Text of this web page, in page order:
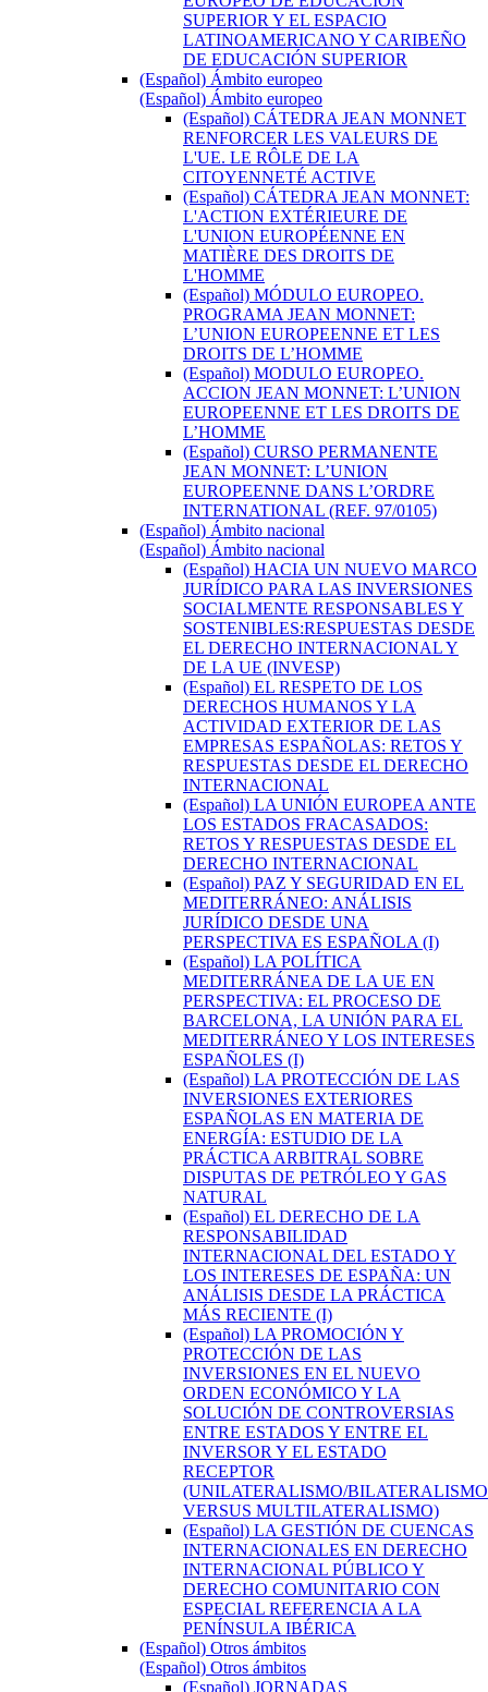
SUPERIOR Y EL ESPACIO
LATINOAMERICANO Y CARIBEÑO
DE EDUCACIÓN SUPERIOR
(Español) Ámbito europeo
(Español) Ámbito europeo
(Español) CÁTEDRA JEAN MONNET
RENFORCER LES VALEURS DE
L'UE. LE RÔLE DE LA
CITOYENNETÉ ACTIVE
(Español) CÁTEDRA JEAN MONNET:
L'ACTION EXTÉRIEURE DE
L'UNION EUROPÉENNE EN
MATIÈRE DES DROITS DE
L'HOMME
(Español) MÓDULO EUROPEO.
PROGRAMA JEAN MONNET:
L’UNION EUROPEENNE ET LES
DROITS DE L’HOMME
(Español) MODULO EUROPEO.
ACCION JEAN MONNET: L’UNION
EUROPEENNE ET LES DROITS DE
L’HOMME
(Español) CURSO PERMANENTE
JEAN MONNET: L’UNION
EUROPEENNE DANS L’ORDRE
INTERNATIONAL (REF. 97/0105)
(Español) Ámbito nacional
(Español) Ámbito nacional
(Español) HACIA UN NUEVO MARCO
JURÍDICO PARA LAS INVERSIONES
SOCIALMENTE RESPONSABLES Y
SOSTENIBLES:RESPUESTAS DESDE
EL DERECHO INTERNACIONAL Y
DE LA UE (INVESP)
(Español) EL RESPETO DE LOS
DERECHOS HUMANOS Y LA
ACTIVIDAD EXTERIOR DE LAS
EMPRESAS ESPAÑOLAS: RETOS Y
RESPUESTAS DESDE EL DERECHO
INTERNACIONAL
(Español) LA UNIÓN EUROPEA ANTE
LOS ESTADOS FRACASADOS:
RETOS Y RESPUESTAS DESDE EL
DERECHO INTERNACIONAL
(Español) PAZ Y SEGURIDAD EN EL
MEDITERRÁNEO: ANÁLISIS
JURÍDICO DESDE UNA
PERSPECTIVA ES ESPAÑOLA (I)
(Español) LA POLÍTICA
MEDITERRÁNEA DE LA UE EN
PERSPECTIVA: EL PROCESO DE
BARCELONA, LA UNIÓN PARA EL
MEDITERRÁNEO Y LOS INTERESES
ESPAÑOLES (I)
(Español) LA PROTECCIÓN DE LAS
INVERSIONES EXTERIORES
ESPAÑOLAS EN MATERIA DE
ENERGÍA: ESTUDIO DE LA
PRÁCTICA ARBITRAL SOBRE
DISPUTAS DE PETRÓLEO Y GAS
NATURAL
(Español) EL DERECHO DE LA
RESPONSABILIDAD
INTERNACIONAL DEL ESTADO Y
LOS INTERESES DE ESPAÑA: UN
ANÁLISIS DESDE LA PRÁCTICA
MÁS RECIENTE (I)
(Español) LA PROMOCIÓN Y
PROTECCIÓN DE LAS
INVERSIONES EN EL NUEVO
ORDEN ECONÓMICO Y LA
SOLUCIÓN DE CONTROVERSIAS
ENTRE ESTADOS Y ENTRE EL
INVERSOR Y EL ESTADO
RECEPTOR
(UNILATERALISMO/BILATERALISMO
VERSUS MULTILATERALISMO)
(Español) LA GESTIÓN DE CUENCAS
INTERNACIONALES EN DERECHO
INTERNACIONAL PÚBLICO Y
DERECHO COMUNITARIO CON
ESPECIAL REFERENCIA A LA
PENÍNSULA IBÉRICA
(Español) Otros ámbitos
(Español) Otros ámbitos
(Español) JORNADAS